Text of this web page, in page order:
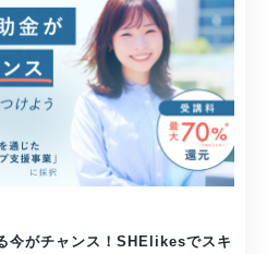
今がチャンス！SHElikesでスキ